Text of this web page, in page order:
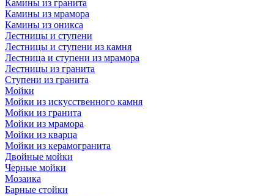
Камины из гранита
Камины из мрамора
Камины из оникса
Лестницы и ступени
Лестницы и ступени из камня
Лестница и ступени из мрамора
Лестницы из гранита
Ступени из гранита
Мойки
Мойки из искусственного камня
Мойки из гранита
Мойки из мрамора
Мойки из кварца
Мойки из керамогранита
Двойные мойки
Черные мойки
Мозаика
Барные стойки